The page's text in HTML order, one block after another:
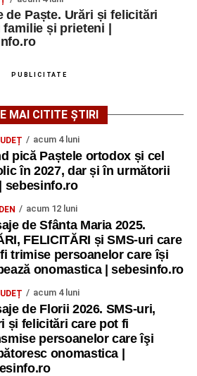
de Paște. Urări și felicitări
și prieteni |
PUBLICITATE
MAI CITITE ȘTIRI
acum 4 luni
pică Paștele ortodox și cel
în 2027, dar și în următorii
sebesinfo.ro
acum 12 luni
de Sfânta Maria 2025.
FELICITĂRI și SMS-uri care
trimise persoanelor care își
onomastica | sebesinfo.ro
acum 4 luni
de Florii 2026. SMS-uri,
și felicitări care pot fi
persoanelor care îşi
onomastica |